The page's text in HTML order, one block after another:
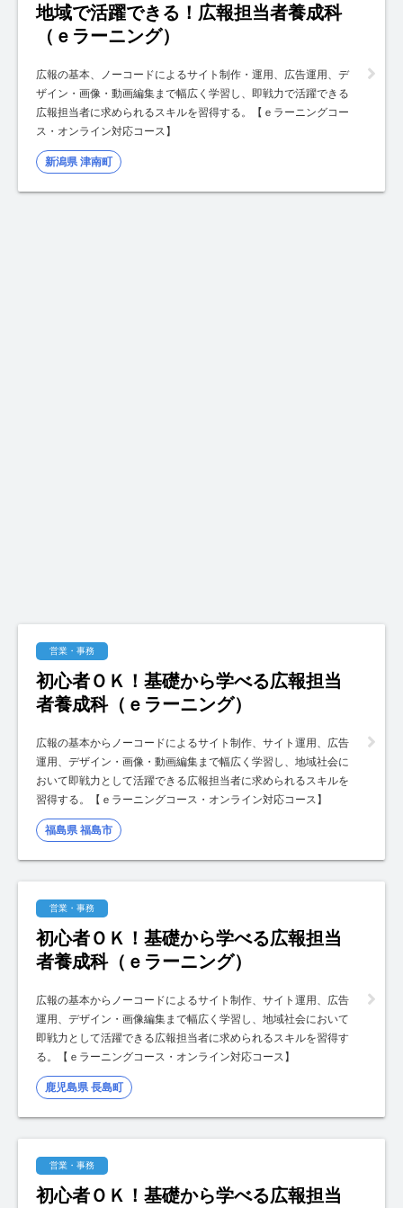
地域で活躍できる！広報担当者養成科
（ｅラーニング）
広報の基本、ノーコードによるサイト制作・運用、広告運用、デ
ザイン・画像・動画編集まで幅広く学習し、即戦力で活躍できる
広報担当者に求められるスキルを習得する。【ｅラーニングコー
ス・オンライン対応コース】
新潟県 津南町
営業・事務
初心者ＯＫ！基礎から学べる広報担当
者養成科（ｅラーニング）
広報の基本からノーコードによるサイト制作、サイト運用、広告
運用、デザイン・画像・動画編集まで幅広く学習し、地域社会に
おいて即戦力として活躍できる広報担当者に求められるスキルを
習得する。【ｅラーニングコース・オンライン対応コース】
福島県 福島市
営業・事務
初心者ＯＫ！基礎から学べる広報担当
者養成科（ｅラーニング）
広報の基本からノーコードによるサイト制作、サイト運用、広告
運用、デザイン・画像編集まで幅広く学習し、地域社会において
即戦力として活躍できる広報担当者に求められるスキルを習得す
る。【ｅラーニングコース・オンライン対応コース】
鹿児島県 長島町
営業・事務
初心者ＯＫ！基礎から学べる広報担当